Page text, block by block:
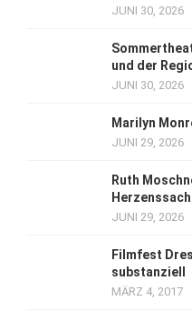
JUNI 30, 2026
und der
JUNI 30, 2026
Marilyn
JUNI 29, 2026
Ruth
JUNI 29, 2026
Filmfest
substanziell
MÄRZ 4, 2017